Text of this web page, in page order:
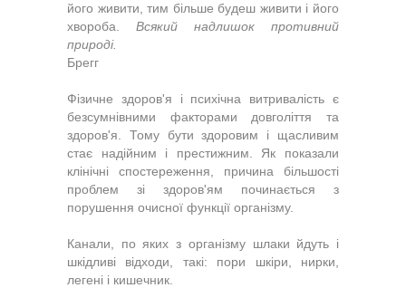
його живити, тим більше будеш живити і його
хвороба. Всякий надлишок противний
природі.
Брегг
Фізичне здоров'я і психічна витривалість є
безсумнівними факторами довголіття та
здоров'я. Тому бути здоровим і щасливим
стає надійним і престижним. Як показали
клінічні спостереження, причина більшості
проблем зі здоров'ям починається з
порушення очисної функції організму.
Канали, по яких з організму шлаки йдуть і
шкідливі відходи, такі: пори шкіри, нирки,
легені і кишечник.